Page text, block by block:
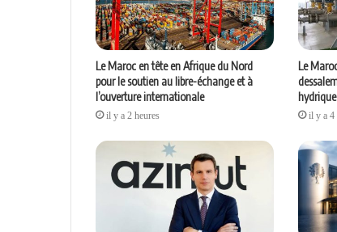
Le Maroc en tête en Afrique du Nord
pour le soutien au libre-échange et à
l’ouverture internationale
il y a 2 heures
Le
il y a 4